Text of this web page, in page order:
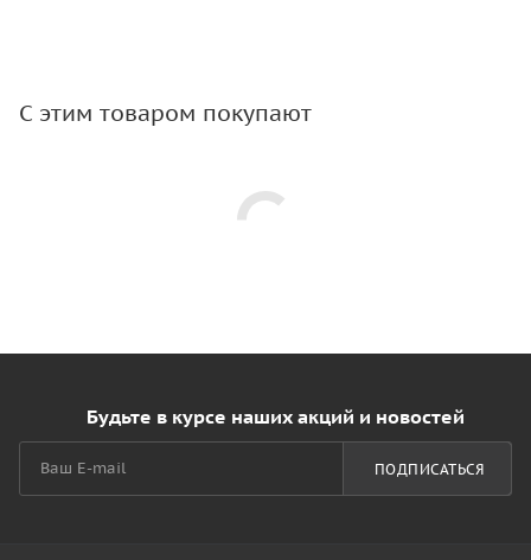
С этим товаром покупают
Будьте в курсе наших акций и новостей
ПОДПИСАТЬСЯ